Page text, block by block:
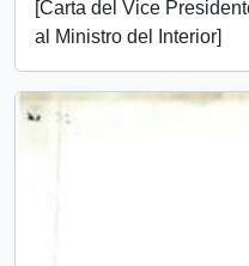
[Carta del Vice
al Ministro del Interior]